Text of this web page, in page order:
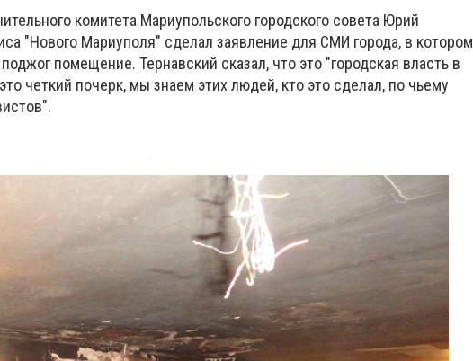
комитета Мариупольского городского совета Юрий
"Нового Мариуполя" сделал заявление для СМИ города, в котором
помещение. Тернавский сказал, что это "городская власть в
четкий почерк, мы знаем этих людей, кто это сделал, по чьему